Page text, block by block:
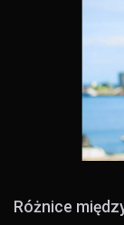
Różnice